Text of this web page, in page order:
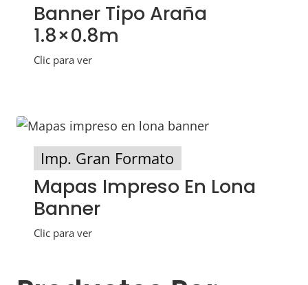
Banner Tipo Araña
1.8×0.8m
Clic para ver
Imp. Gran Formato
Mapas Impreso En Lona
Banner
Clic para ver